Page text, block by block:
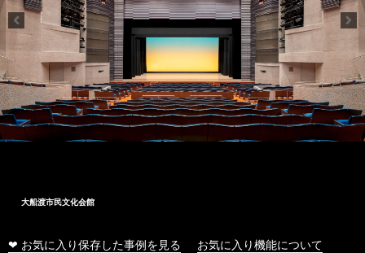
大船渡市民文化会館
❤ お気に入り保存した事例を見る お気に入り機能について